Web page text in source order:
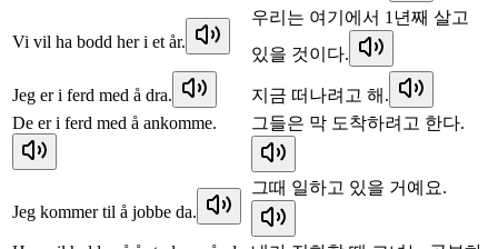
Vi vil ha bodd her i et år.
우리는 여기에서 1년째 살고
있을 것이다.
Jeg er i ferd med å dra.
지금 떠나려고 해.
De er i ferd med å ankomme.
그들은 막 도착하려고 한다.
Jeg kommer til å jobbe da.
그때 일하고 있을 거예요.